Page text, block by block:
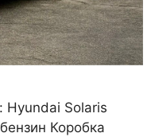
Hyundai Solaris
Коробка